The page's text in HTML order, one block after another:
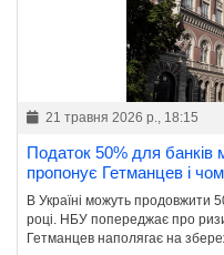
21 травня 2026 р., 18:15
Податок 50% для
пропонує Гетманцев і
В Україні можуть продовжити
році. НБУ попереджає про
Гетманцев наполягає на